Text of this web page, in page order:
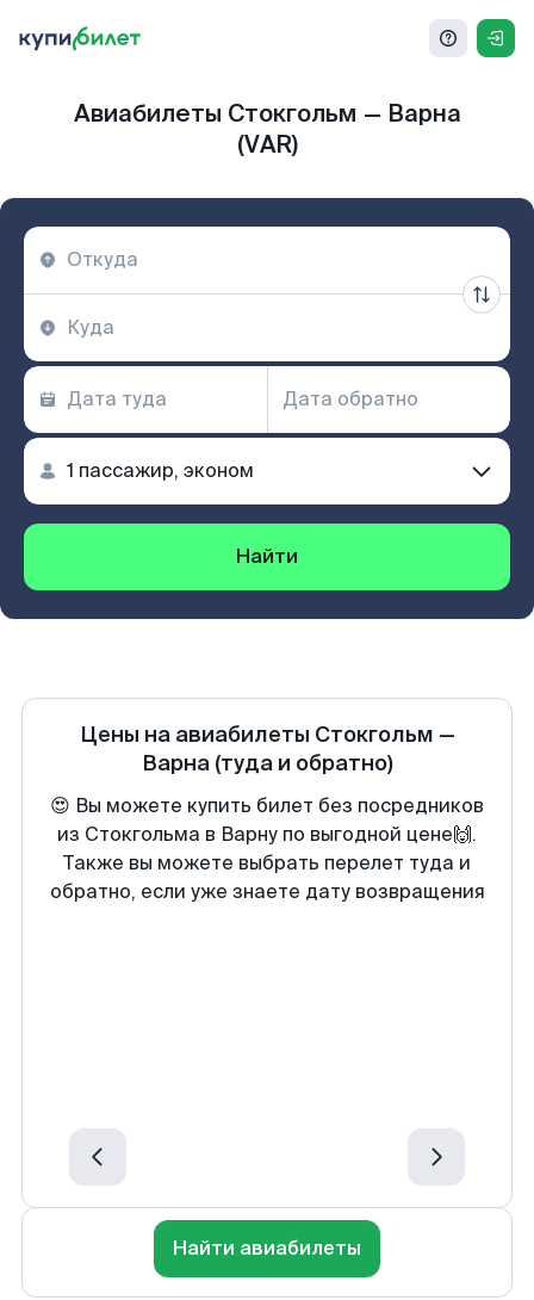
Авиабилеты Стокгольм — Варна
(VAR)
Найти
Цены на авиабилеты Стокгольм —
Варна (туда и обратно)
😍 Вы можете купить билет без посредников
из Стокгольма в Варну по выгодной цене🙌.
Также вы можете выбрать перелет туда и
обратно, если уже знаете дату возвращения
Найти авиабилеты